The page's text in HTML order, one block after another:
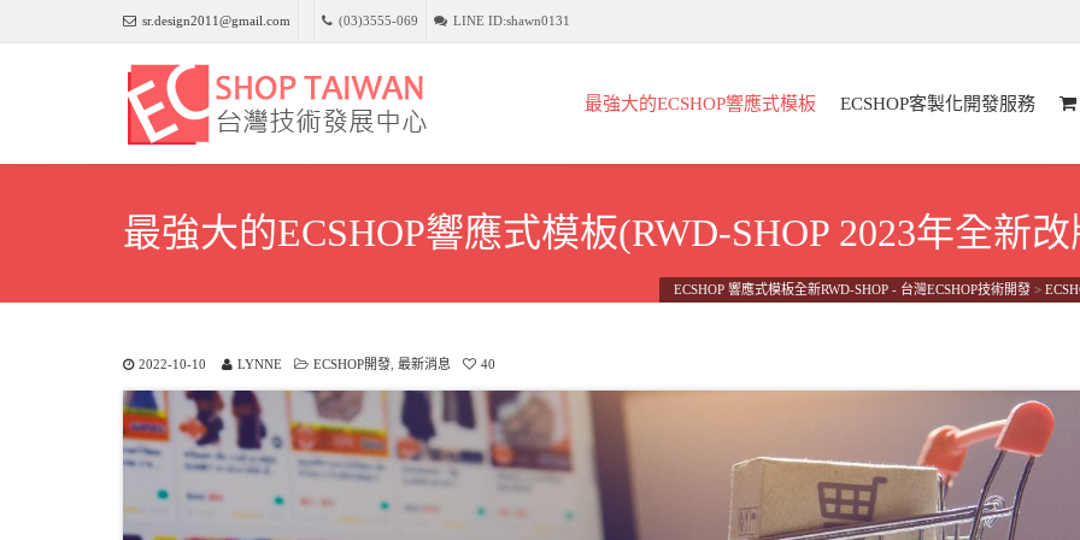
sr.design2011@gmail.com (03)3555-069 LINE ID:shawn0131
最強大的ECSHOP響應式模板 ECSHOP客製化開發服務
最強大的ECSHOP響應式模板(RWD-SHOP 2023年全新
ECSHOP 響應式模板全新RWD-SHOP - 台灣ECSHOP技術開發 >
2022-10-10 LYNNE ECSHOP開發 最新消息 40